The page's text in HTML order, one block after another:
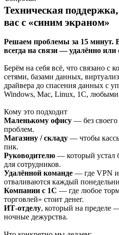
Техническая
вас с «синим экраном»
Решаем проблемы за 15
всегда на связи — удалённо или
Берём на себя всё, что связано с
сетями, базами данных,
драйвера до спасения данных с
Windows, Mac, Linux, 1С,
Кому это подходит
Маленькому офису — без
проблем.
Магазину / складу — чтобы
пик.
Руководителю — который устал
для сотрудников.
Удалённой команде — где VPN
отваливаются каждый
Компании с 1С — где любое
торговлей» стоит денег.
ИТ-отделу, который на пределе
ночные дежурства.